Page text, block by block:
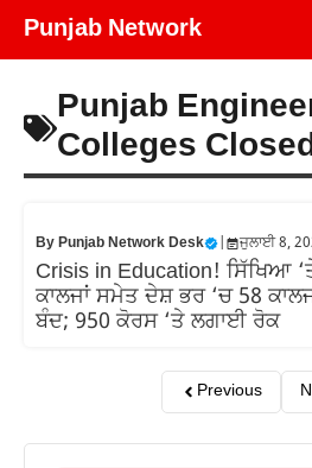
Skip
Punjab Network
Punjab
Colleges
ByPunjab Network Desk ਜੁਲਾਈ 8,
Crisis in Education! ਸਿੱਖਿਆ
ਕਾਲਜਾਂ ਸਮੇਤ ਦੇਸ਼ ਭਰ ‘ਚ 58
ਬੰਦ; 950 ਕੋਰਸ ‘ਤੇ ਲਗਾਈ ਰੋਕ
Previous